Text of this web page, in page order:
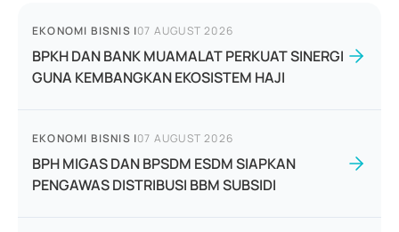
EKONOMI BISNIS |07 AUGUST 2026
BPKH DAN BANK MUAMALAT PERKUAT SINERGI
GUNA KEMBANGKAN EKOSISTEM HAJI
EKONOMI BISNIS |07 AUGUST 2026
BPH MIGAS DAN BPSDM ESDM SIAPKAN
PENGAWAS DISTRIBUSI BBM SUBSIDI